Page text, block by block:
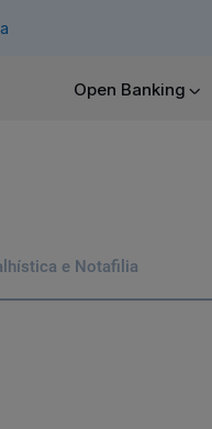
Ajuda Particulares
Open Banking
e Notafilia